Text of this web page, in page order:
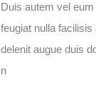
Duis autem vel
feugiat nulla
delenit augue duis
n